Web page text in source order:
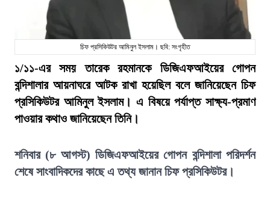
চিফ প্রসিকিউটর আমিনুল ইসলাম। ছবি: সংগৃহীত
১/১১-এর সময় তারেক রহমানকে ডিজিএফআইয়ের গোপন
বন্দিশালার আয়নাঘরে আটক রাখা হয়েছিল বলে জানিয়েছেন চিফ
প্রসিকিউটর আমিনুল ইসলাম। এ বিষয়ে পর্যাপ্ত সাক্ষ্য-প্রমাণ
পাওয়ার কথাও জানিয়েছেন তিনি।
শনিবার (৮ আগস্ট) ডিজিএফআইয়ের গোপন বন্দিশালা পরিদর্শন
শেষে সাংবাদিকদের কাছে এ তথ্য জানান চিফ প্রসিকিউটর।